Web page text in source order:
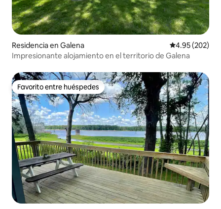
Residencia en Galena Calificación
4.95 (202)
Impresionante alojamiento en el territorio de Galena
Favorito entre huéspedes
Favorito entre huéspedes